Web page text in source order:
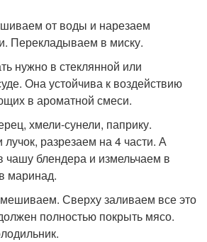
от воды и нарезаем
Перекладываем в миску.
нужно в стеклянной или
Она устойчива к воздействию
в ароматной смеси.
хмели-сунели, паприку.
разрезаем на 4 части. А
чашу блендера и измельчаем в
маринад.
Сверху заливаем все это
полностью покрыть мясо.